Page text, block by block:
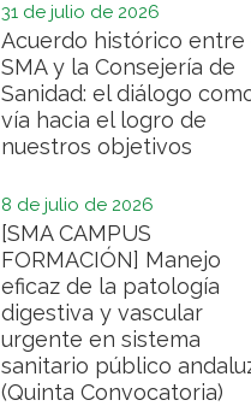
31 de julio de 2026
Acuerdo histórico entre
SMA y la Consejería de
Sanidad: el diálogo
vía hacia el logro de
nuestros objetivos
8 de julio de 2026
[SMA CAMPUS
FORMACIÓN] Manejo
eficaz de la patología
digestiva y vascular
urgente en sistema
sanitario público
(Quinta Convocatoria)